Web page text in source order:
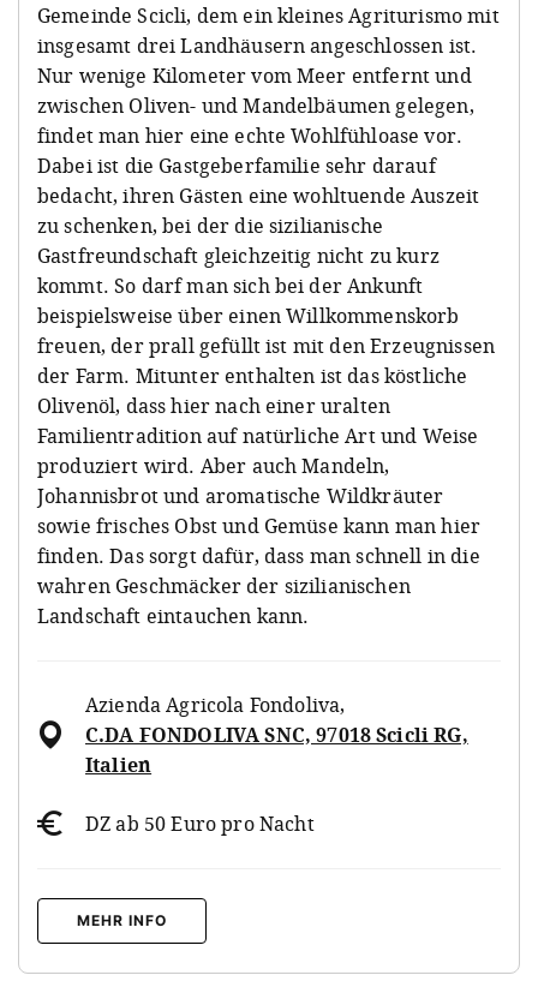
Gemeinde Scicli, dem ein kleines Agriturismo mit
insgesamt drei Landhäusern angeschlossen ist.
Nur wenige Kilometer vom Meer entfernt und
zwischen Oliven- und Mandelbäumen gelegen,
findet man hier eine echte Wohlfühloase vor.
Dabei ist die Gastgeberfamilie sehr darauf
bedacht, ihren Gästen eine wohltuende Auszeit
zu schenken, bei der die sizilianische
Gastfreundschaft gleichzeitig nicht zu kurz
kommt. So darf man sich bei der Ankunft
beispielsweise über einen Willkommenskorb
freuen, der prall gefüllt ist mit den Erzeugnissen
der Farm. Mitunter enthalten ist das köstliche
Olivenöl, dass hier nach einer uralten
Familientradition auf natürliche Art und Weise
produziert wird. Aber auch Mandeln,
Johannisbrot und aromatische Wildkräuter
sowie frisches Obst und Gemüse kann man hier
finden. Das sorgt dafür, dass man schnell in die
wahren Geschmäcker der sizilianischen
Landschaft eintauchen kann.
Azienda Agricola Fondoliva,
C.DA FONDOLIVA SNC, 97018 Scicli RG,
Italien
DZ ab 50 Euro pro Nacht
MEHR INFO